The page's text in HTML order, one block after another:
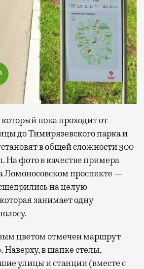
пока проходит от
до Тимирязевского парка и
в общей сложности 300
На фото в качестве примера
Ломоносовском проспекте —
на целую
занимает одну
цветом отмечен маршрут
Наверху, в шапке стелы,
улицы и станции (вместе с